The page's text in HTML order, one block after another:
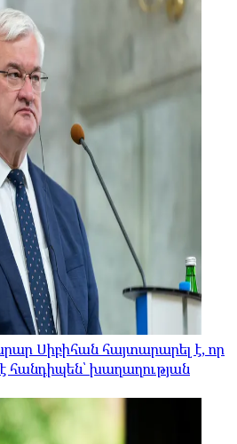
Սիբիհան հայտարարել է, որ
հանդիպեն՝ խաղաղության